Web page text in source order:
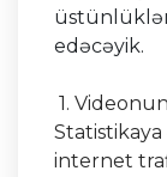
edəcəyik.
1.
internet